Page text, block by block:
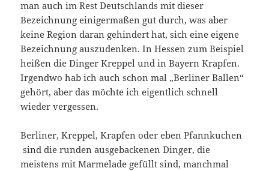
man auch im Rest Deutschlands mit dieser
Bezeichnung einigermaßen gut durch, was aber
keine Region daran gehindert hat, sich eine eigene
Bezeichnung auszudenken. In Hessen zum Beispiel
heißen die Dinger Kreppel und in Bayern Krapfen.
Irgendwo hab ich auch schon mal „Berliner Ballen“
gehört, aber das möchte ich eigentlich schnell
wieder vergessen.
Berliner, Kreppel, Krapfen oder eben Pfannkuchen
sind die runden ausgebackenen Dinger, die
meistens mit Marmelade gefüllt sind, manchmal